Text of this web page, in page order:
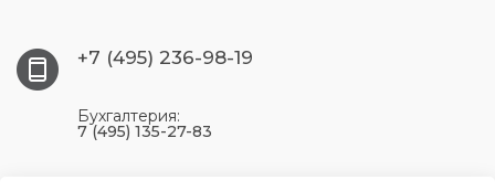
+7 (495) 236-98-19
Бухгалтерия:
7 (495) 135-27-83